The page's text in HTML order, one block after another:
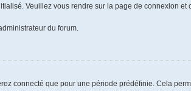
Veuillez vous rendre sur la page de connexion et
du forum.
connecté que pour une période prédéfinie. Cela